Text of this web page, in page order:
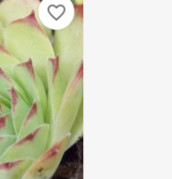
favorite_border